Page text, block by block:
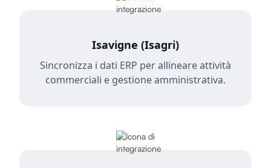
Isavigne (Isagri)
Sincronizza i dati ERP per allineare attività
commerciali e gestione amministrativa.